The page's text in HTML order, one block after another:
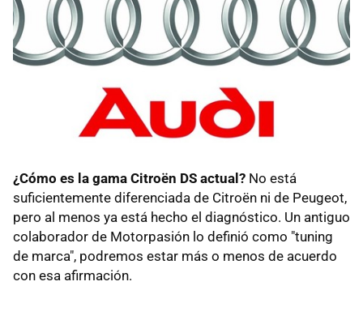
¿Cómo es la gama Citroën DS actual? No está
suficientemente diferenciada de Citroën ni de Peugeot,
pero al menos ya está hecho el diagnóstico. Un antiguo
colaborador de Motorpasión lo definió como "tuning
de marca", podremos estar más o menos de acuerdo
con esa afirmación.